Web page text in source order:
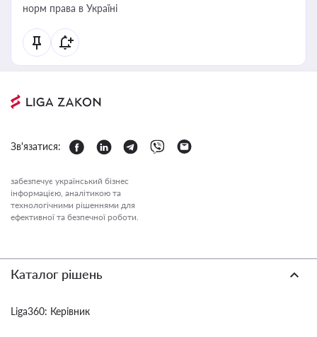
норм права в Україні
Зв'язатися:
забезпечує український бізнес
інформацією, аналітикою та
технологічними рішеннями для
ефективної та безпечної роботи.
Каталог рішень
Liga360: Керівник